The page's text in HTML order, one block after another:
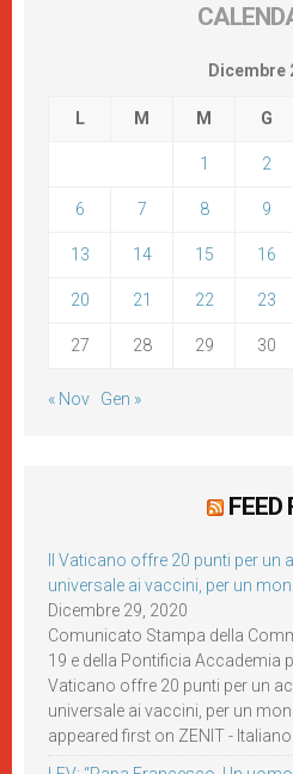
Dicembre
L M M G
1 2
6 7 8 9
13 14 15 16
20 21 22 23
27 28 29 30
« Nov Gen »
FEED
Il Vaticano offre 20 punti per un
universale ai vaccini, per un
Dicembre 29, 2020
Comunicato Stampa della
19 e della Pontificia Accademia
Vaticano offre 20 punti per un
universale ai vaccini, per un
appeared first on ZENIT - Italiano.